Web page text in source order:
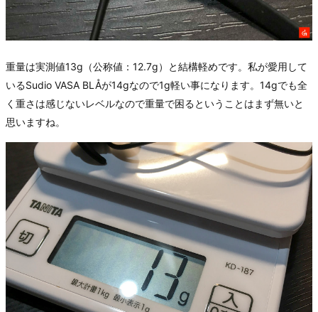
重量は実測値13g（公称値：12.7g）と結構軽めです。私が愛用して
いるSudio VASA BLÅが14gなので1g軽い事になります。14gでも全
く重さは感じないレベルなので重量で困るということはまず無いと
思いますね。